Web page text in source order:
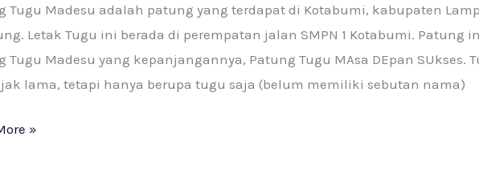
Tugu Madesu adalah patung yang terdapat di Kotabumi, kabupaten
Letak Tugu ini berada di perempatan jalan SMPN 1 Kotabumi. Patung
Tugu Madesu yang kepanjangannya, Patung Tugu MAsa DEpan SUkses.
lama, tetapi hanya berupa tugu saja (belum memiliki sebutan nama)
»